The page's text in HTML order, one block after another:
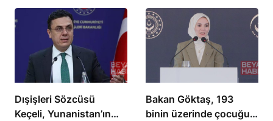
dolar ihracat hedefi
Dışişleri Sözcüsü
Keçeli, Yunanistan’ın
Bakan Göktaş, 193
binin üzerinde çocuğu